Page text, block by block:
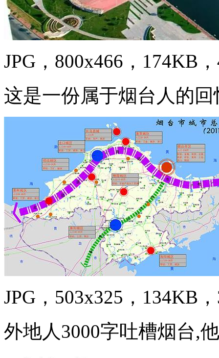
JPG，800x466，174KB
这是一份属于烟台人的
JPG，503x325，134KB
外地人3000字吐槽烟台,